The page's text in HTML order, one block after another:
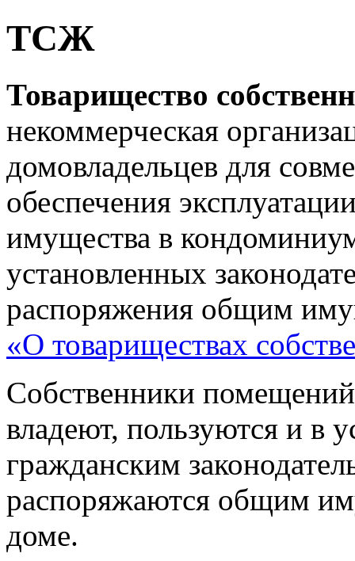
ТСЖ
Товарищество
некоммерческая
домовладельцев для
обеспечения
имущества в
установленных
распоряжения общим
«О товариществах
Собственники
владеют, пользуются и в
гражданским
распоряжаются общим
доме.